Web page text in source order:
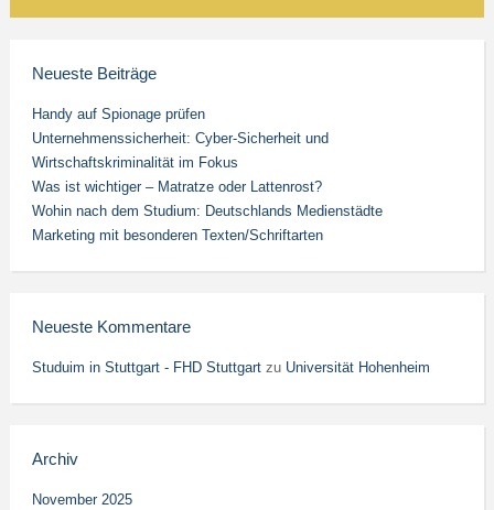
Neueste Beiträge
Handy auf Spionage prüfen
Unternehmenssicherheit: Cyber-Sicherheit und
Wirtschaftskriminalität im Fokus
Was ist wichtiger – Matratze oder Lattenrost?
Wohin nach dem Studium: Deutschlands Medienstädte
Marketing mit besonderen Texten/Schriftarten
Neueste Kommentare
Studuim in Stuttgart - FHD Stuttgartzu Universität Hohenheim
Archiv
November 2025